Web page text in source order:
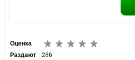
Оценка
Раздают
286